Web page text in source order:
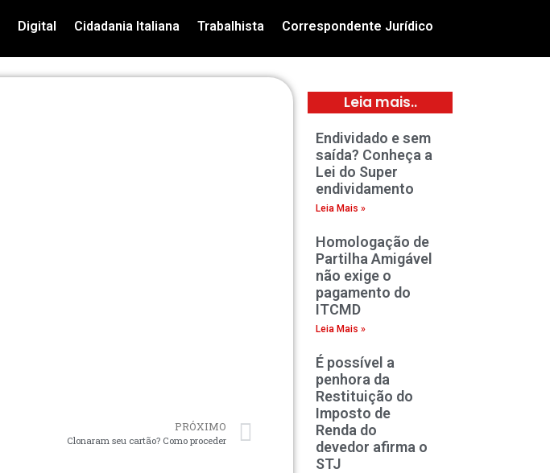
Digital Cidadania Italiana Trabalhista Correspondente Jurídico
PRÓXIMO
Clonaram seu cartão? Como proceder
Leia mais..
Endividado e sem
saída? Conheça a
Lei do Super
endividamento
Leia Mais »
Homologação de
Partilha Amigável
não exige o
pagamento do
ITCMD
Leia Mais »
É possível a
penhora da
Restituição do
Imposto de
Renda do
devedor afirma o
STJ